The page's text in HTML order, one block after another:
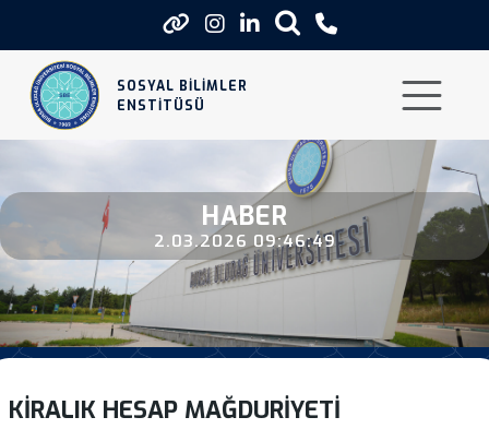
SOSYAL BİLİMLER
ENSTİTÜSÜ
Kiralik Hesap Magduriyeti
HABER
2.03.2026 09:46:49
KIRALIK HESAP MAĞDURIYETI